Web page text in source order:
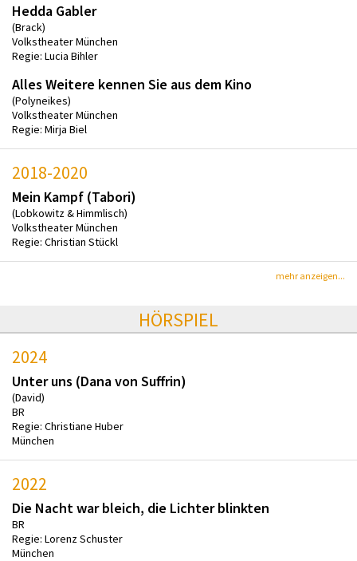
Hedda Gabler
(Brack)
Volkstheater München
Regie: Lucia Bihler
Alles Weitere kennen Sie aus dem Kino
(Polyneikes)
Volkstheater München
Regie: Mirja Biel
2018-2020
Mein Kampf (Tabori)
(Lobkowitz & Himmlisch)
Volkstheater München
Regie: Christian Stückl
mehr anzeigen...
HÖRSPIEL
2024
Unter uns (Dana von Suffrin)
(David)
BR
Regie: Christiane Huber
München
2022
Die Nacht war bleich, die Lichter blinkten
BR
Regie: Lorenz Schuster
München